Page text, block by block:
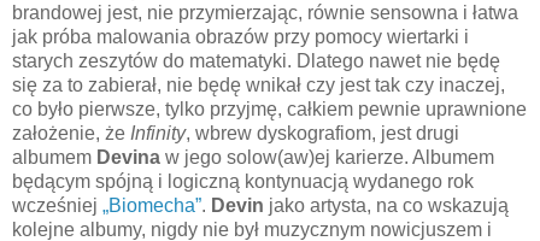
brandowej jest, nie przymierzając, równie sensowna i łatwa
jak próba malowania obrazów przy pomocy wiertarki i
starych zeszytów do matematyki. Dlatego nawet nie będę
się za to zabierał, nie będę wnikał czy jest tak czy inaczej,
co było pierwsze, tylko przyjmę, całkiem pewnie uprawnione
założenie, że Infinity, wbrew dyskografiom, jest drugi
albumem Devina w jego solow(aw)ej karierze. Albumem
będącym spójną i logiczną kontynuacją wydanego rok
wcześniej „Biomecha”. Devin jako artysta, na co wskazują
kolejne albumy, nigdy nie był muzycznym nowicjuszem i